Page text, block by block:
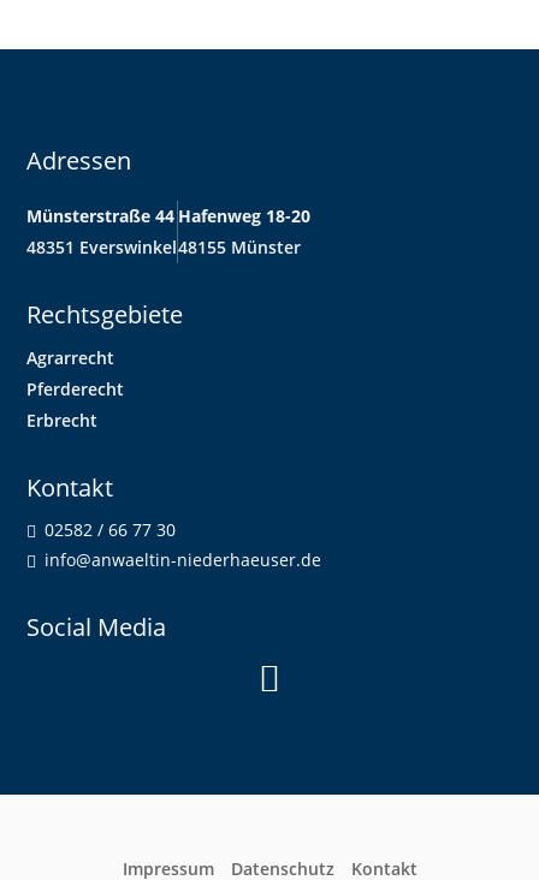
Adressen
Münsterstraße 44
48351 Everswinkel
Hafenweg 18-20
48155 Münster
Rechtsgebiete
Agrarrecht
Pferderecht
Erbrecht
Kontakt
02582 / 66 77 30
info@anwaeltin-niederhaeuser.de
Social Media

Impressum Datenschutz Kontakt